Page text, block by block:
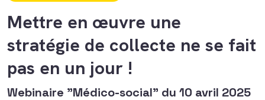
Mettre en œuvre une
stratégie de collecte ne se fait
pas en un jour !
Webinaire "Médico-social" du 10 avril 2025